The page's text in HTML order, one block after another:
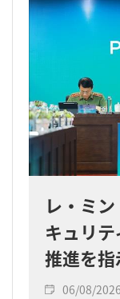
レ・ミ
キュリ
推進を指
06/08/2026